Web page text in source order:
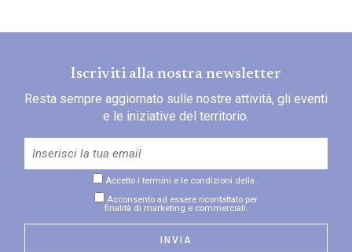
Iscriviti alla nostra newsletter
Resta sempre aggiornato sulle nostre attività, gli eventi
e le iniziative del territorio.
Accetto i termini e le condizioni della .
Acconsento ad essere ricontattato per
finalità di marketing e commerciali.